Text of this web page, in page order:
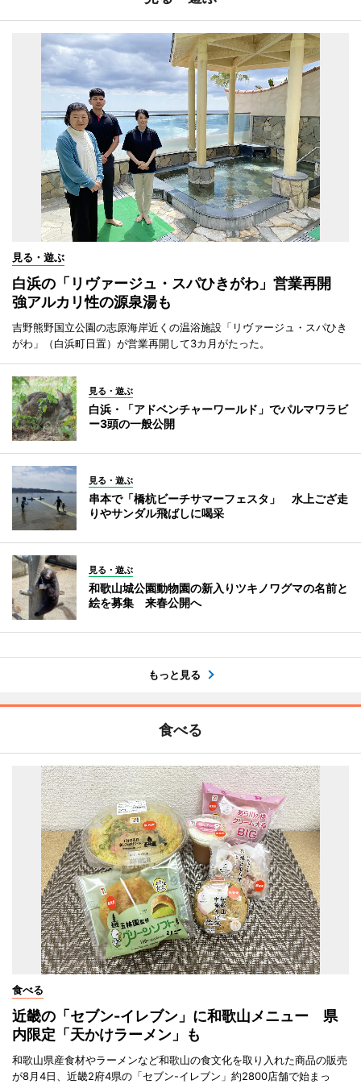
見る・遊ぶ
白浜の「リヴァージュ・スパひきがわ」営業再開
強アルカリ性の源泉湯も
吉野熊野国立公園の志原海岸近くの温浴施設「リヴァージュ・スパひき
がわ」（白浜町日置）が営業再開して3カ月がたった。
見る・遊ぶ
白浜・「アドベンチャーワールド」でパルマワラビ
ー3頭の一般公開
見る・遊ぶ
串本で「橋杭ビーチサマーフェスタ」 水上ござ走
りやサンダル飛ばしに喝采
見る・遊ぶ
和歌山城公園動物園の新入りツキノワグマの名前と
絵を募集 来春公開へ
もっと見る
食べる
食べる
近畿の「セブン-イレブン」に和歌山メニュー 県
内限定「天かけラーメン」も
和歌山県産食材やラーメンなど和歌山の食文化を取り入れた商品の販売
が8月4日、近畿2府4県の「セブン-イレブン」約2800店舗で始まっ